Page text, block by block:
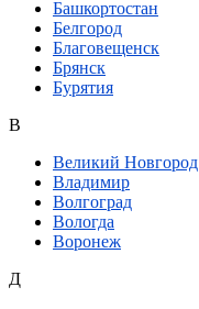
Башкортостан
Белгород
Благовещенск
Брянск
Бурятия
В
Великий Новгород
Владимир
Волгоград
Вологда
Воронеж
Д